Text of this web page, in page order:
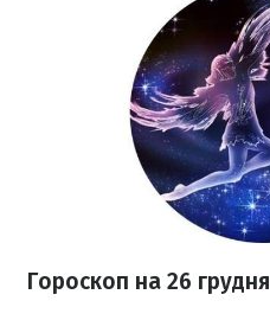
Гороскоп на 26 грудня